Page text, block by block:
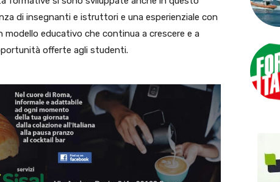
di insegnanti e istruttori e una esperienziale con
educativo che continua a crescere e a
offerte agli studenti.